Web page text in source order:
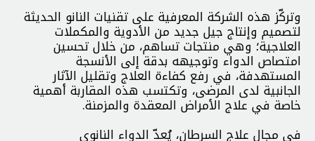
وتركّز هذه الشركة المعرفية على تقنيات النانو الحديثة
لتصميم وإنتاج جيل جديد من الأدوية والمكملات
العلاجية؛ وهي منتجات تساهم، من خلال تحسين
امتصاص الدواء وتوجيهه بدقة إلى الأنسجة
المستهدفة، في رفع كفاءة العلاج وتقليل الآثار
الجانبية لدى المرضى، وتكتسب هذه المقاربة أهمية
خاصة في علاج الأمراض المعقدة والمزمنة.
في مجال علاج السرطان، يُعدّ الدواء النانوي